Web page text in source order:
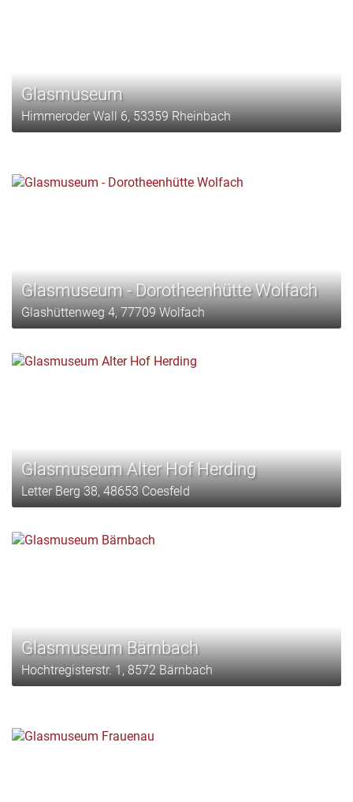
Glasmuseum
Himmeroder Wall 6, 53359 Rheinbach
Glasmuseum - Dorotheenhütte Wolfach
Glashüttenweg 4, 77709 Wolfach
Glasmuseum Alter Hof Herding
Letter Berg 38, 48653 Coesfeld
Glasmuseum Bärnbach
Hochtregisterstr. 1, 8572 Bärnbach